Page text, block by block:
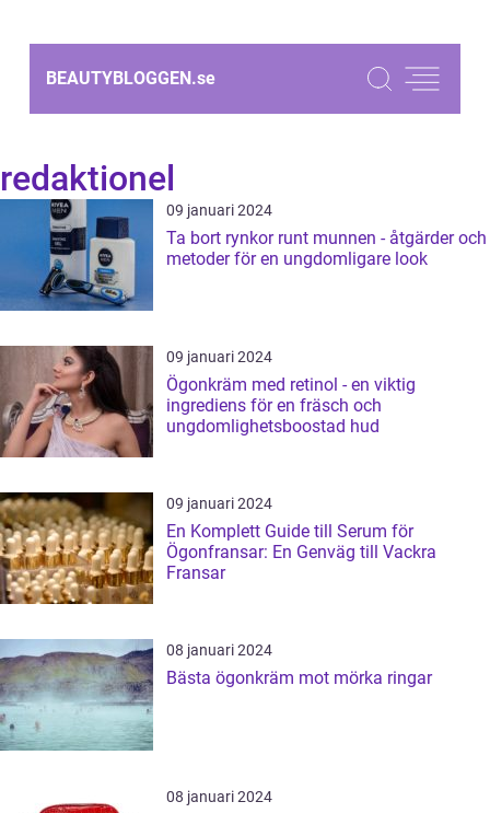
BEAUTYBLOGGEN.se
redaktionel
09 januari 2024
Ta bort rynkor runt munnen - åtgärder och
metoder för en ungdomligare look
09 januari 2024
Ögonkräm med retinol - en viktig
ingrediens för en fräsch och
ungdomlighetsboostad hud
09 januari 2024
En Komplett Guide till Serum för
Ögonfransar: En Genväg till Vackra
Fransar
08 januari 2024
Bästa ögonkräm mot mörka ringar
08 januari 2024